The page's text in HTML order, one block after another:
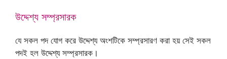
উদ্দেশ্য সম্প্রসারক
যে সকল পদ যোগ করে উদ্দেশ্য অংশটিকে সম্প্রসারণ করা হয় সেই সকল
পদই হল উদ্দেশ্য সম্প্রসারক।